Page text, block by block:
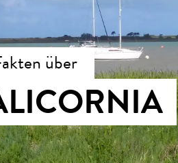
über